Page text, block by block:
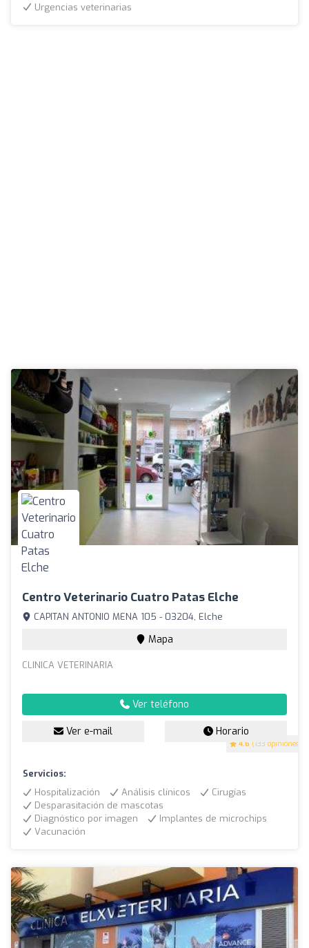
Urgencias veterinarias
Centro Veterinario Cuatro Patas Elche
4.6 (133 opiniones)
CAPITAN ANTONIO MENA 105 - 03204, Elche
Mapa
CLINICA VETERINARIA
Ver teléfono
Ver e-mail Horario
Servicios:
Hospitalización
Análisis clínicos
Cirugías
Desparasitación de mascotas
Diagnóstico por imagen
Implantes de microchips
Vacunación